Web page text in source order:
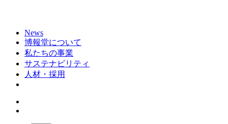
News
博報堂について
私たちの事業
サステナビリティ
人材・採用